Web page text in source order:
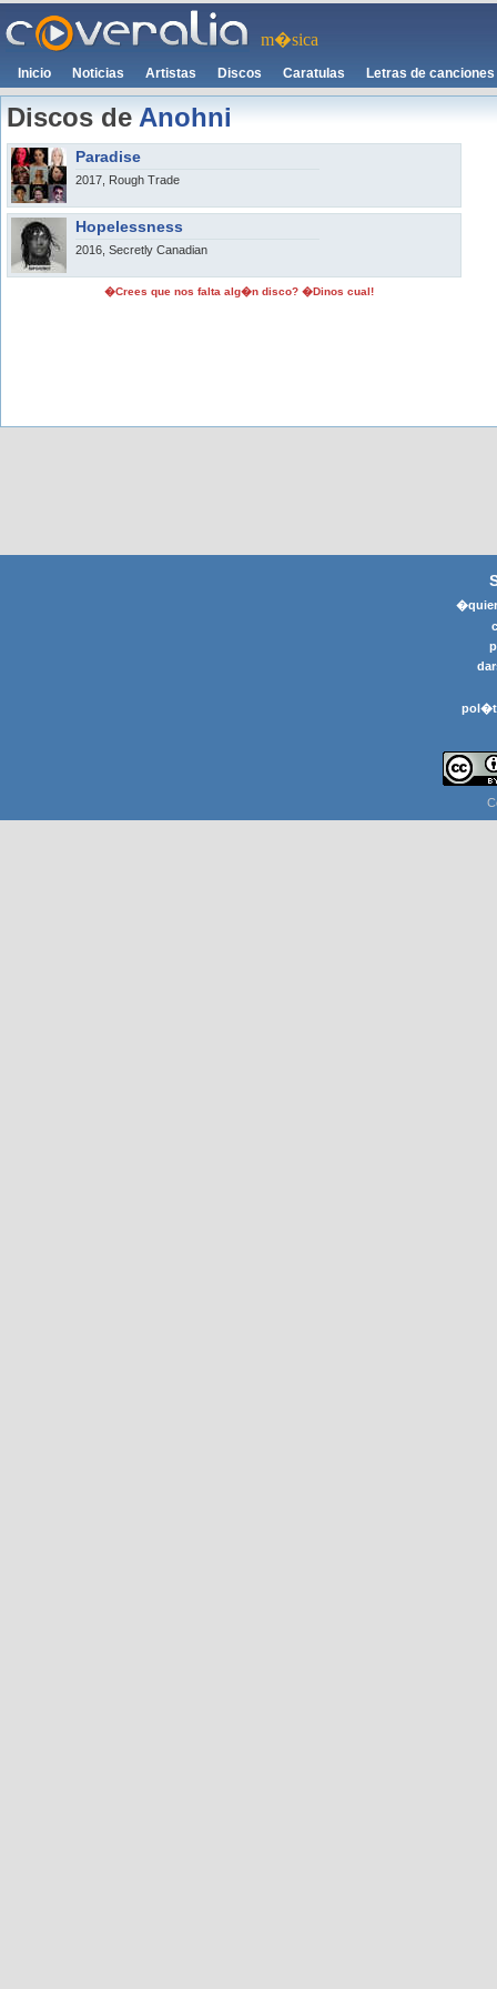
m�sica
Inicio Noticias Artistas Discos Caratulas Letras de canciones
Discos deAnohni
Paradise
2017, Rough Trade
Hopelessness
2016, Secretly Canadian
�Crees que nos falta alg�n disco? �Dinos cual!